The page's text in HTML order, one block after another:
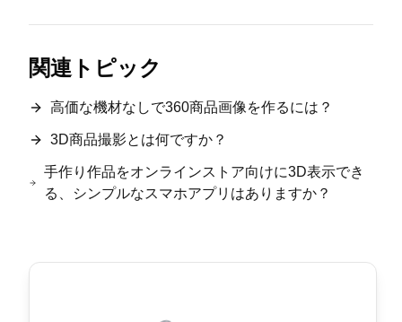
関連トピック
高価な機材なしで360商品画像を作るには？
3D商品撮影とは何ですか？
手作り作品をオンラインストア向けに3D表示でき
る、シンプルなスマホアプリはありますか？